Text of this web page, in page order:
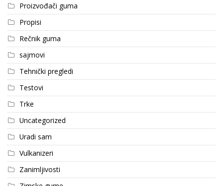
Proizvođači guma
Propisi
Rečnik guma
sajmovi
Tehnički pregledi
Testovi
Trke
Uncategorized
Uradi sam
Vulkanizeri
Zanimljivosti